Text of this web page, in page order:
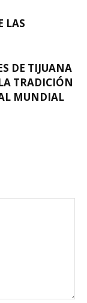
LAS
DE TIJUANA
TRADICIÓN
MUNDIAL